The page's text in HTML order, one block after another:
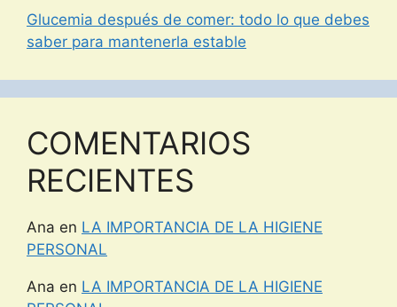
Glucemia después de comer: todo lo que debes
saber para mantenerla estable
COMENTARIOS
RECIENTES
Ana en LA IMPORTANCIA DE LA HIGIENE
PERSONAL
Ana en LA IMPORTANCIA DE LA HIGIENE